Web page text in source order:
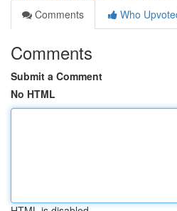
Comments
Who
Comments
Submit a Comment
No HTML